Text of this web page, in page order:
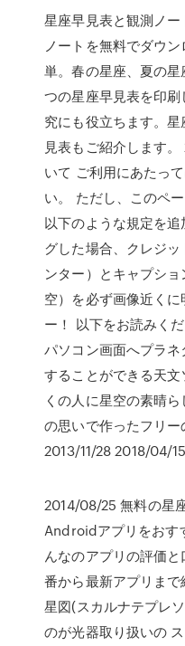
星座早見表と観測ノ
ノートを無料でダウ
単。春の星座、夏の
つの星座早見表を印
究にも役立ちます。
見表もご紹介します
いて ご利用にあたっ
い。 ただし、このペ
以下のような規定を
グした場合、クレジ
ンター）とキャプシ
空）を必ず画像近く
ー！ 以下をお読みく
パソコン画面へプラ
することができる天
くの人に星空の素晴
の思いで作ったフリー
2013/11/28 2018/04/15
2014/08/25 無料の星
Androidアプリをおす
んなのアプリの評価
番から最新アプリま
星図(スカルナテプレ
のが光器取り扱いの